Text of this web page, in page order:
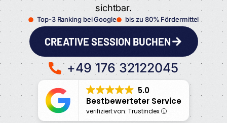
sichtbar.
Top-3 Ranking bei Google bis zu 80% Fördermittel
CREATIVE SESSION BUCHEN
+49 176 32122045
5.0
Bestbewerteter Service
verifiziert von: Trustindex